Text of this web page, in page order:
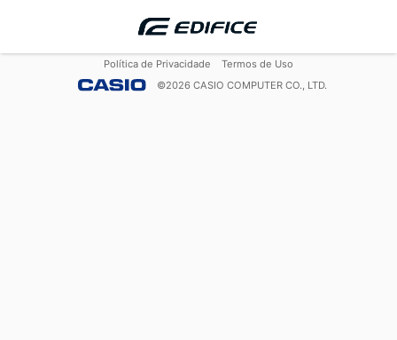
Política de Privacidade
Termos de Uso
©2026 CASIO COMPUTER CO., LTD.